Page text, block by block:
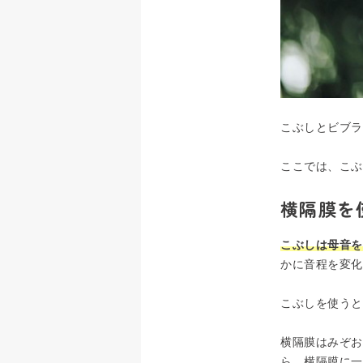
こぶしとビブ
ここでは、こ
横隔膜を
こぶしは母音
かに音程を変
こぶしを使う
横隔膜はみぞ